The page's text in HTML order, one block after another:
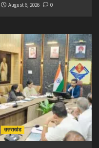
August 6, 2026
0
उत्तराखंड